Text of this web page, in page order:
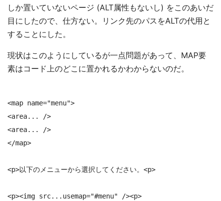
しか置いていないページ (ALT属性もないし) をこのあいだ
目にしたので、仕方ない。リンク先のパスをALTの代用と
することにした。
現状はこのようにしているが一点問題があって、MAP要
素はコード上のどこに置かれるかわからないのだ。
<map name="menu">
<area... />
<area... />
</map>
<p>以下のメニューから選択してください。<p>
<p><img src...usemap="#menu" /><p>